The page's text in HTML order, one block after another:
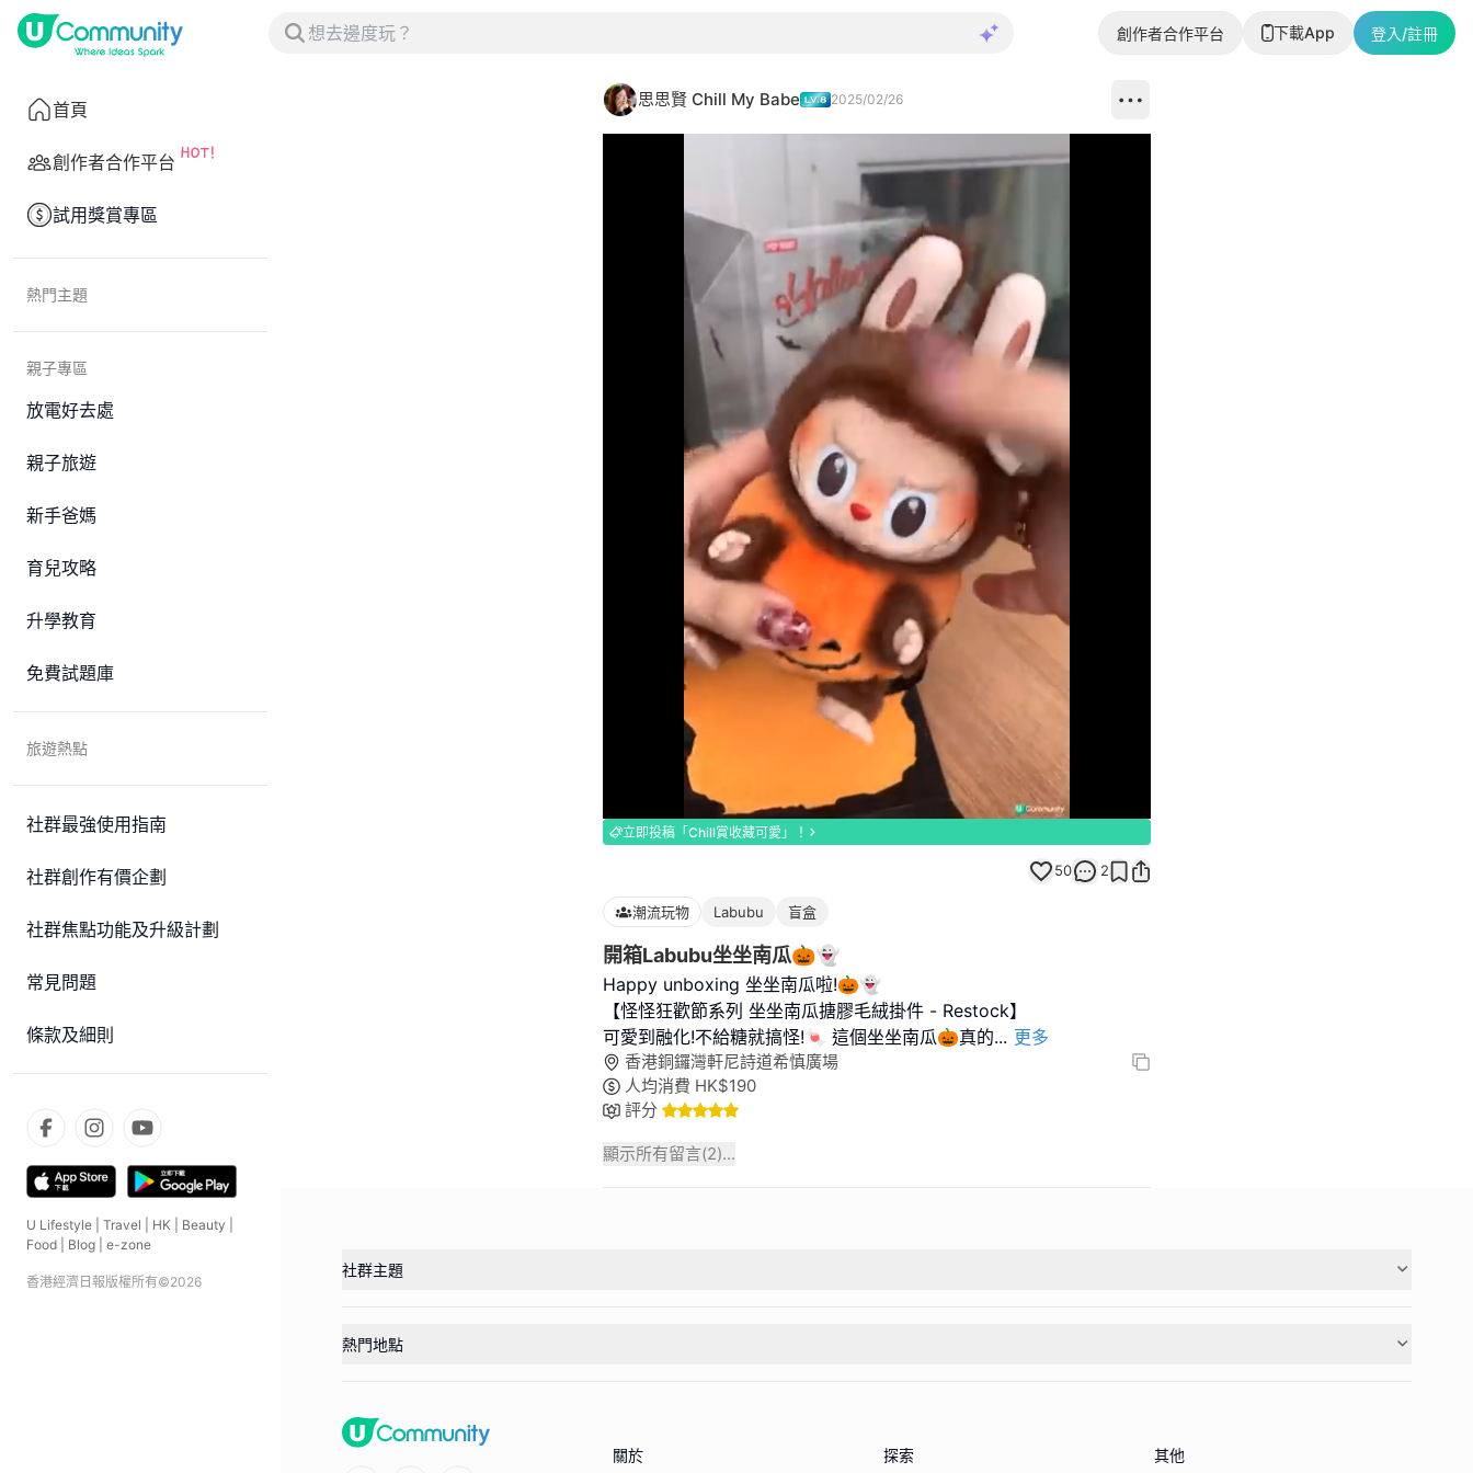
創作者合作平台 下載App 登入/註冊
首頁
創作者合作平台
試用獎賞專區
熱門主題
親子專區
放電好去處
親子旅遊
新手爸媽
育兒攻略
升學教育
免費試題庫
旅遊熱點
社群最強使用指南
社群創作有價企劃
社群焦點功能及升級計劃
常見問題
條款及細則
U Lifestyle Travel HK Beauty
Food
Blog e-zone
香港經濟日報版權所有©2026
思思賢 Chill My Babe 2025/02/26
Loaded:
100.00%
立即投稿「Chill賞收藏可愛」！
50 2
潮流玩物 Labubu 盲盒
開箱Labubu坐坐南瓜🎃👻
Happy unboxing 坐坐南瓜啦!🎃👻
【怪怪狂歡節系列 坐坐南瓜搪膠毛絨掛件 - Restock】
可愛到融化!不給糖就搞怪!🍬 這個坐坐南瓜🎃真的... 更多
香港銅鑼灣軒尼詩道希慎廣場
人均消費 HK$190
評分
顯示所有留言(2)...
社群主題
熱門地點
關於 探索 其他